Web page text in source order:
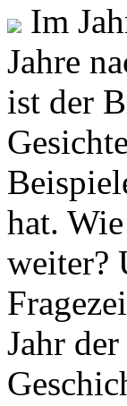
Im
Jahre
ist der
hat.
weiter?
Jahr